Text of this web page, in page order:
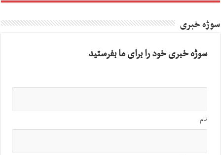
سوژه خبری
سوژه خبری خود را برای ما بفرستید
نام